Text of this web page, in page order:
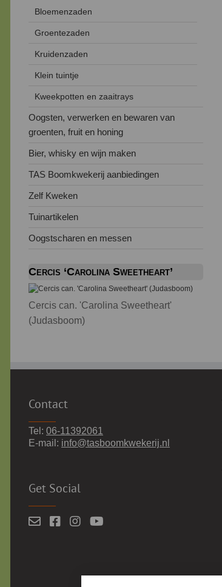
Bloemenzaden
Groentezaden
Kruidenzaden
Klein tuintje
Kweekpotten en zaaitrays
Oogsten, verwerken en bewaren van
groenten, fruit en honing
Bier, whisky en wijn maken
TAS Boomkwekerij aanbiedingen
Zelf Kweken
Tuinartikelen
Oogstscharen en messen
Cercis ‘Carolina Sweetheart’
Cercis can. 'Carolina Sweetheart'
(Judasboom)
Contact
Tel: 06-11392061
E-mail: info@tasboomkwekerij.nl
Get Social